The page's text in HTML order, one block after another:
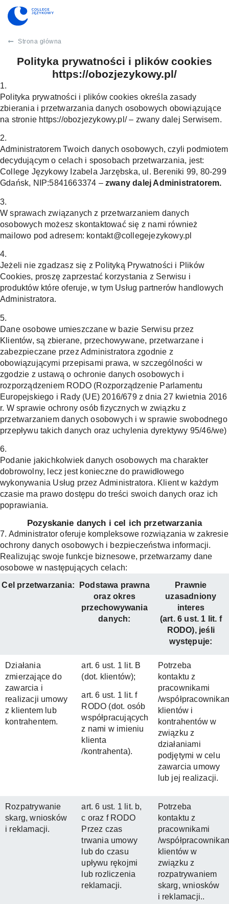
Strona główna
Polityka prywatności i plików cookies
https://obozjezykowy.pl/
1.
Polityka prywatności i plików cookies określa zasady
zbierania i przetwarzania danych osobowych obowiązujące
na stronie https://obozjezykowy.pl/ – zwany dalej Serwisem.
2.
Administratorem Twoich danych osobowych, czyli podmiotem
decydującym o celach i sposobach przetwarzania, jest:
College Językowy Izabela Jarzębska, ul. Bereniki 99, 80-299
Gdańsk, NIP:5841663374 –zwany dalej Administratorem.
3.
W sprawach związanych z przetwarzaniem danych
osobowych możesz skontaktować się z nami również
mailowo pod adresem: kontakt@collegejezykowy.pl
4.
Jeżeli nie zgadzasz się z Polityką Prywatności i Plików
Cookies, proszę zaprzestać korzystania z Serwisu i
produktów które oferuje, w tym Usług partnerów handlowych
Administratora.
5.
Dane osobowe umieszczane w bazie Serwisu przez
Klientów, są zbierane, przechowywane, przetwarzane i
zabezpieczane przez Administratora zgodnie z
obowiązującymi przepisami prawa, w szczególności w
zgodzie z ustawą o ochronie danych osobowych i
rozporządzeniem RODO (Rozporządzenie Parlamentu
Europejskiego i Rady (UE) 2016/679 z dnia 27 kwietnia 2016
r. W sprawie ochrony osób fizycznych w związku z
przetwarzaniem danych osobowych i w sprawie swobodnego
przepływu takich danych oraz uchylenia dyrektywy 95/46/we)
6.
Podanie jakichkolwiek danych osobowych ma charakter
dobrowolny, lecz jest konieczne do prawidłowego
wykonywania Usług przez Administratora. Klient w każdym
czasie ma prawo dostępu do treści swoich danych oraz ich
poprawiania.
Pozyskanie danych i cel ich przetwarzania
7. Administrator oferuje kompleksowe rozwiązania w zakresie
ochrony danych osobowych i bezpieczeństwa informacji.
Realizując swoje funkcje biznesowe, przetwarzamy dane
osobowe w następujących celach:
Cel przetwarzania:
Podstawa prawna
oraz okres
przechowywania
danych:
Prawnie
uzasadniony
interes
(art. 6 ust. 1 lit. f
RODO), jeśli
występuje:
Działania
zmierzające do
zawarcia i
realizacji umowy
z klientem lub
kontrahentem.
art. 6 ust. 1 lit. B
(dot. klientów);
art. 6 ust. 1 lit. f
RODO (dot. osób
współpracujących
z nami w imieniu
klienta
/kontrahenta).
Potrzeba
kontaktu z
pracownikami
/
klientów i
kontrahentów w
związku z
działaniami
podjętymi w celu
zawarcia umowy
lub jej realizacji.
Rozpatrywanie
skarg, wniosków
i reklamacji.
art. 6 ust. 1 lit. b,
c oraz f RODO
Przez czas
trwania umowy
lub do czasu
upływu rękojmi
lub rozliczenia
reklamacji.
Potrzeba
kontaktu z
pracownikami
/
klientów w
związku z
rozpatrywaniem
skarg, wniosków
i reklamacji..